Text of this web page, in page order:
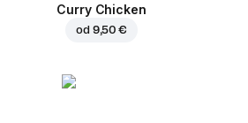
Curry Chicken
od 9,50 €